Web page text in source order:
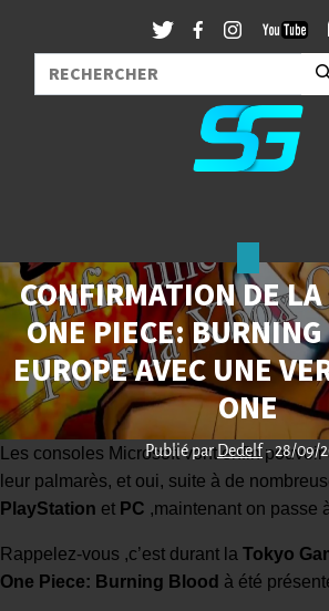
CONFIRMATION DE
ONE PIECE:
EUROPE AVEC UNE
ONE
Publié parDedelf- 28/09/
Les consoles Microsoft vont enfin pouvoir
leur palmarès, et oui, suite à de
PlayStation et PC ,maintenant on passe
Rappelez-vous ,c’est durant la Tokyo
One Piece: Burning Blood à été